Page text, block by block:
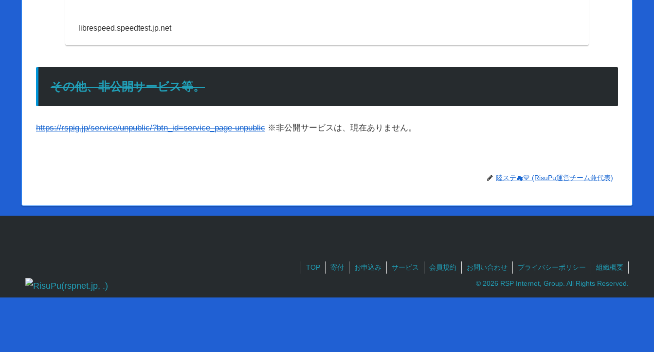
librespeed.speedtest.jp.net
その他、非公開サービス等。
https://rspig.jp/service/unpublic/?btn_id=service_page-unpublic ※非公開サービスは、現在ありません。
陸ステ☁💙 (RisuPu運営チーム兼代表)
TOP 寄付 お申込み サービス 会員規約 お問い合わせ プライバシーポリシー 組織概要
© 2026 RSP Internet, Group. All Rights Reserved.